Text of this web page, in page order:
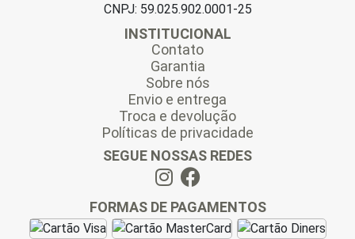
CNPJ: 59.025.902.0001-25
INSTITUCIONAL
Contato
Garantia
Sobre nós
Envio e entrega
Troca e devolução
Políticas de privacidade
SEGUE NOSSAS REDES
FORMAS DE PAGAMENTOS